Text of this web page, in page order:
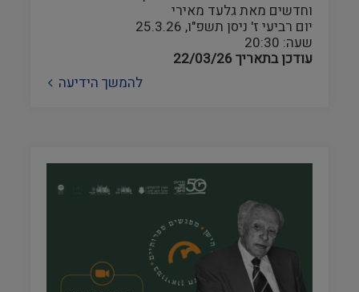
וחדשים מאת גלעד מאירי
יום רביעי ז' ניסן תשפ"ו, 25.3.26
שעה: 20:30
עודכן בתאריך 22/03/26
להמשך הידיעה